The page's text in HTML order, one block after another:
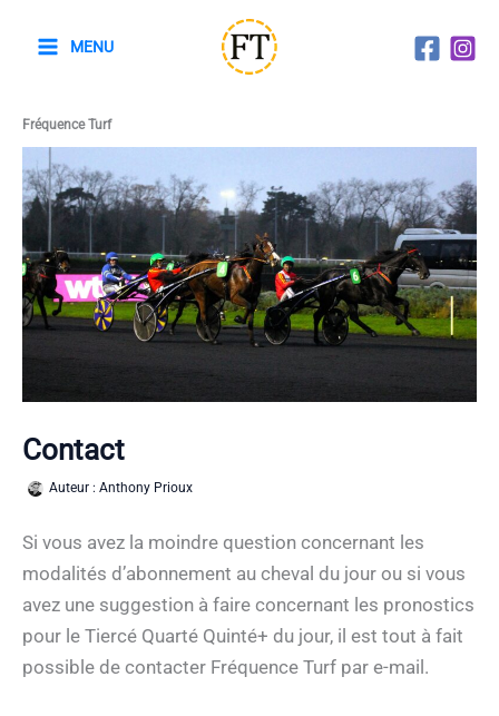
MENU
Fréquence Turf
Contact
Auteur : Anthony Prioux
Si vous avez la moindre question concernant les
modalités d’abonnement au cheval du jour ou si vous
avez une suggestion à faire concernant les pronostics
pour le Tiercé Quarté Quinté+ du jour, il est tout à fait
possible de contacter Fréquence Turf par e-mail.